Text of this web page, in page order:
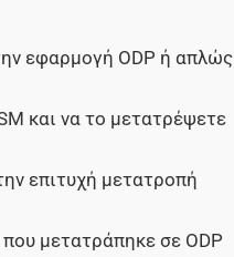
εφαρμογή ODP ή απλώς
και να το μετατρέψετε
επιτυχή μετατροπή
μετατράπηκε σε ODP